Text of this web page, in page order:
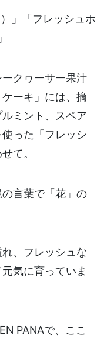
」「フレッシュホ
クヮーサー果汁
ーキ」には、摘
ミント、スペア
った「フレッシ
て。
言葉で「花」の
、フレッシュな
気に育っていま
PANAで、ここ